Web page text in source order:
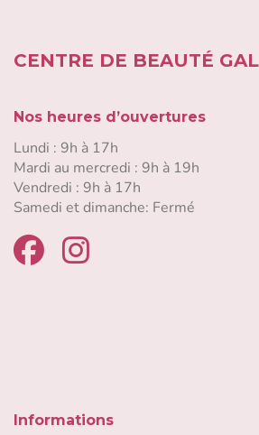
CENTRE DE BEAUTÉ
Nos heures d’ouvertures
Lundi : 9h à 17h
Mardi au mercredi : 9h à 19h
Vendredi : 9h à 17h
Samedi et dimanche: Fermé
Informations